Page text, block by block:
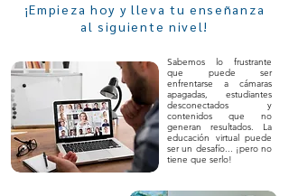
¡Empieza hoy y lleva tu enseñanza
al siguiente nivel!
Sabemos lo frustrante
que puede ser
enfrentarse a cámaras
apagadas, estudiantes
desconectados y
contenidos que no
generan resultados. La
educación virtual puede
ser un desafío... ¡pero no
tiene que serlo!